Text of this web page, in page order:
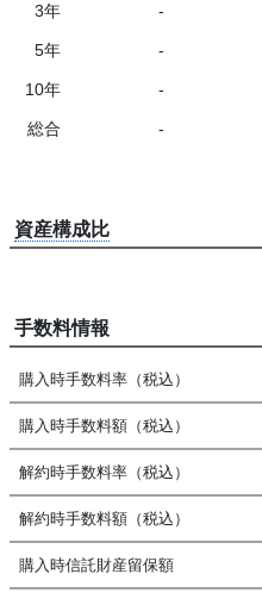
3年 -
5年 -
10年 -
総合 -
資産構成比
手数料情報
購入時手数料率（税込）
購入時手数料額（税込）
解約時手数料率（税込）
解約時手数料額（税込）
購入時信託財産留保額